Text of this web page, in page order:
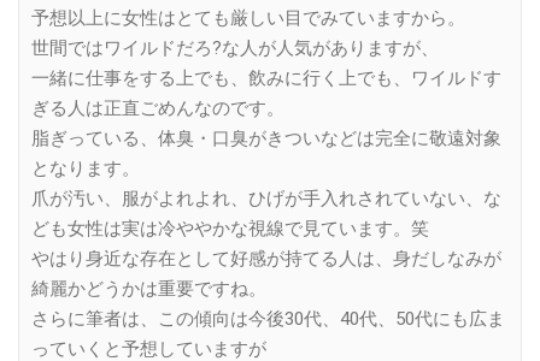
予想以上に女性はとても厳しい目でみていますから。
世間ではワイルドだろ?な人が人気がありますが、
一緒に仕事をする上でも、飲みに行く上でも、ワイルドす
ぎる人は正直ごめんなのです。
脂ぎっている、体臭・口臭がきついなどは完全に敬遠対象
となります。
爪が汚い、服がよれよれ、ひげが手入れされていない、な
ども女性は実は冷ややかな視線で見ています。笑
やはり身近な存在として好感が持てる人は、身だしなみが
綺麗かどうかは重要ですね。
さらに筆者は、この傾向は今後30代、40代、50代にも広ま
っていくと予想していますが